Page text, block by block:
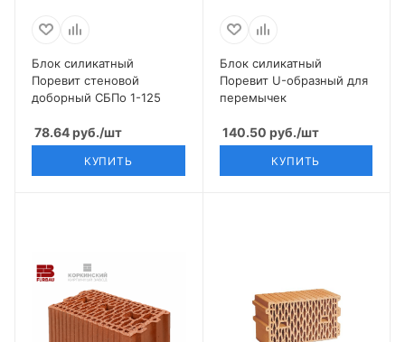
Блок силикатный
Поревит стеновой
доборный СБПо 1-125
78.64руб./шт
КУПИТЬ
Блок силикатный
Поревит U-образный для
перемычек
140.50 руб./шт
КУПИТЬ